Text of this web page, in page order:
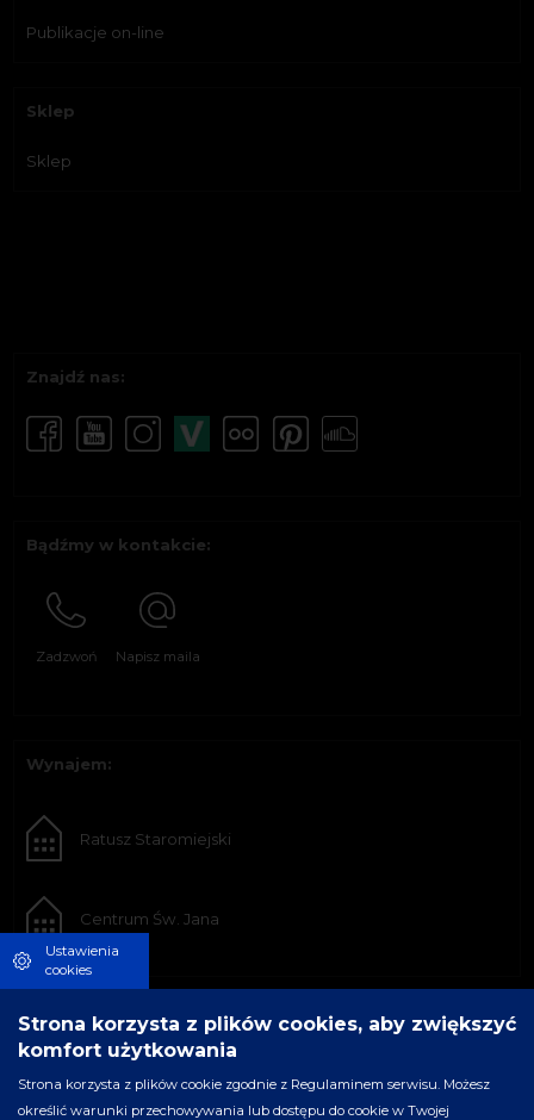
Publikacje on-line
Sklep
Sklep
Znajdź nas:
Bądźmy w kontakcie:
Zadzwoń Napisz maila
Wynajem:
Ratusz Staromiejski
Centrum Św. Jana
Ustawienia
cookies
Strona korzysta z plików cookies, aby zwiększyć
komfort użytkowania
Strona korzysta z plików cookie zgodnie z Regulaminem serwisu. Możesz
określić warunki przechowywania lub dostępu do cookie w Twojej